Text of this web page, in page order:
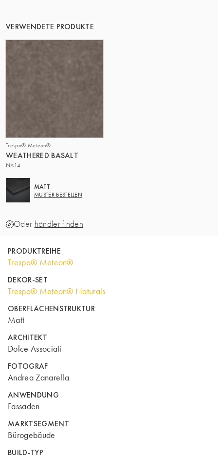
VERWENDETE PRODUKTE
Trespa® Meteon®
WEATHERED BASALT
NA14
MATT
MUSTER BESTELLEN
Oder händler finden
PRODUKTREIHE
Trespa® Meteon®
DEKOR-SET
Trespa® Meteon® Naturals
OBERFLÄCHENSTRUKTUR
Matt
ARCHITEKT
Dolce Associati
FOTOGRAF
Andrea Zanarella
ANWENDUNG
Fassaden
MARKTSEGMENT
Bürogebäude
BUILD-TYP